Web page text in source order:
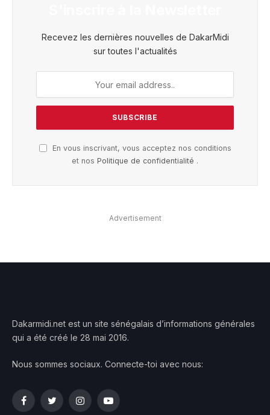
Recevez les dernières nouvelles de DakarMidi
sur toutes l'actualités
En vous inscrivant, vous acceptez nos conditions
et nos Politique de confidentialité .
Advertisement
Dakarmidi.net est un site sénégalais d’informations générales
qui a été créé le 28 mai 2016.
Nous sommes sociaux. Connecte-toi avec nous:
FacebookTwitterInstagramYouTube